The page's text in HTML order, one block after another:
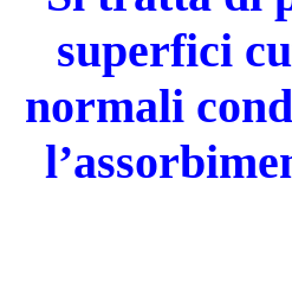
superfici
normali